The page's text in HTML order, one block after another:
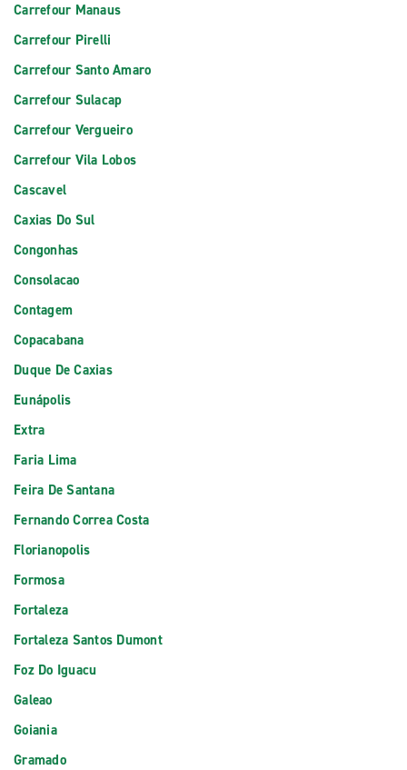
Carrefour Manaus
Carrefour Pirelli
Carrefour Santo Amaro
Carrefour Sulacap
Carrefour Vergueiro
Carrefour Vila Lobos
Cascavel
Caxias Do Sul
Congonhas
Consolacao
Contagem
Copacabana
Duque De Caxias
Eunápolis
Extra
Faria Lima
Feira De Santana
Fernando Correa Costa
Florianopolis
Formosa
Fortaleza
Fortaleza Santos Dumont
Foz Do Iguacu
Galeao
Goiania
Gramado